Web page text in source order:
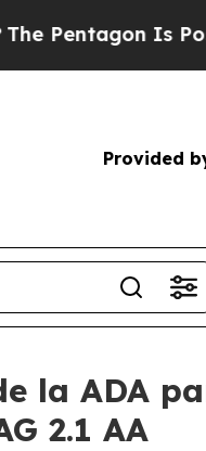
Is Posting
Provided
la ADA
2.1 AA